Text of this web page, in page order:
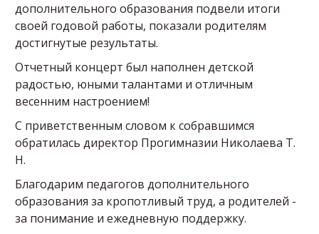
дополнительного образования подвели итоги
своей годовой работы, показали родителям
достигнутые результаты.
Отчетный концерт был наполнен детской
радостью, юными талантами и отличным
весенним настроением!
С приветственным словом к собравшимся
обратилась директор Прогимназии Николаева Т.
Н.
Благодарим педагогов дополнительного
образования за кропотливый труд, а родителей -
за понимание и ежедневную поддержку.